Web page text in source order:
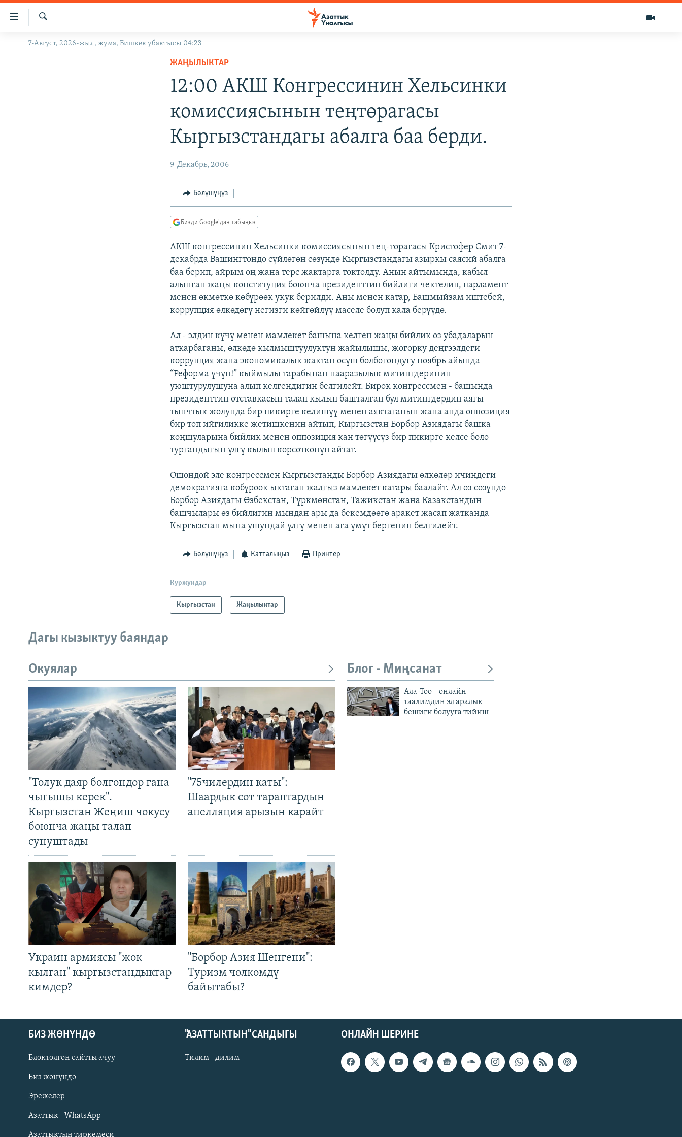
Линктер
Мазмунга
Навигацияга
ЖАҢЫЛЫКТАР
Русский
ОНЛАЙН ШЕРИНЕ
Издөө
7-Август, 2026-жыл, жума, Бишкек убактысы 04:23
ЖАҢЫЛЫКТАР
12:00 АКШ Конгрессинин Хельсинки
комиссиясынын теңтөрагасы
Кыргызстандагы абалга баа берди.
9-Декабрь, 2006
Бөлүшүңүз
Бизди Google'дан табыңыз
АКШ конгрессинин Хельсинки комиссиясынын тең-төрагасы Кристофер Смит 7-
декабрда Вашингтондо сүйлөгөн сөзүндө Кыргызстандагы азыркы саясий абалга
баа берип, айрым оң жана терс жактарга токтолду. Анын айтымында, кабыл
алынган жаңы конституция боюнча президенттин бийлиги чектелип, парламент
менен өкмөткө көбүрөөк укук берилди. Аны менен катар, Башмыйзам иштебей,
коррупция өлкөдөгү негизги көйгөйлүү маселе болуп кала берүүдө.
Ал - элдин күчү менен мамлекет башына келген жаңы бийлик өз убадаларын
аткарбаганы, өлкөдө кылмыштуулуктун жайылышы, жогорку деңгээлдеги
коррупция жана экономикалык жактан өсүш болбогондугу ноябрь айында
“Реформа үчүн!” кыймылы тарабынан нааразылык митингдеринин
уюштурулушуна алып келгендигин белгилейт. Бирок конгрессмен - башында
президенттин отставкасын талап кылып башталган бул митингдердин аягы
тынчтык жолунда бир пикирге келишүү менен аяктаганын жана анда оппозиция
бир топ ийгиликке жетишкенин айтып, Кыргызстан Борбор Азиядагы башка
коңшуларына бийлик менен оппозиция кан төгүүсүз бир пикирге келсе боло
тургандыгын үлгү кылып көрсөткөнүн айтат.
Ошондой эле конгрессмен Кыргызстанды Борбор Азиядагы өлкөлөр ичиндеги
демократияга көбүрөөк ыктаган жалгыз мамлекет катары баалайт. Ал өз сөзүндө
Борбор Азиядагы Өзбекстан, Түркмөнстан, Тажикстан жана Казакстандын
башчылары өз бийлигин мындан ары да бекемдөөгө аракет жасап жатканда
Кыргызстан мына ушундай үлгү менен ага үмүт бергенин белгилейт.
Бөлүшүңүз Катталыңыз Принтер
Куржундар
Кыргызстан Жаңылыктар
Дагы кызыктуу баяндар
Окуялар
"Толук даяр болгондор гана
чыгышы керек".
Кыргызстан Жеңиш чокусу
боюнча жаңы талап
сунуштады
"75чилердин каты":
Шаардык сот тараптардын
апелляция арызын карайт
Украин армиясы "жок
кылган" кыргызстандыктар
кимдер?
"Борбор Азия Шенгени":
Туризм чөлкөмдү
байытабы?
Блог - Миңсанат
Ала-Тоо – онлайн
таалимдин эл аралык
бешиги болууга тийиш
ОНЛАЙН ШЕРИНЕ
БИЗ ЖӨНҮНДӨ
Блоктолгон сайтты ачуу
Биз жөнүндө
Эрежелер
Азаттык - WhatsApp
Азаттыктын тиркемеси
"АЗАТТЫКТЫН" САНДЫГЫ
Тилим - дилим